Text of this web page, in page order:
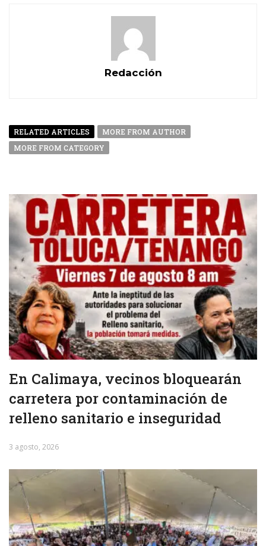
Redacción
RELATED ARTICLES
MORE FROM AUTHOR
MORE FROM CATEGORY
En Calimaya, vecinos bloquearán
carretera por contaminación de
relleno sanitario e inseguridad
3 agosto, 2026